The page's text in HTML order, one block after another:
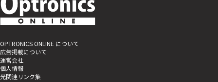
OPTRONICS ONLINE について
広告掲載について
運営会社
個人情報
光関連リンク集